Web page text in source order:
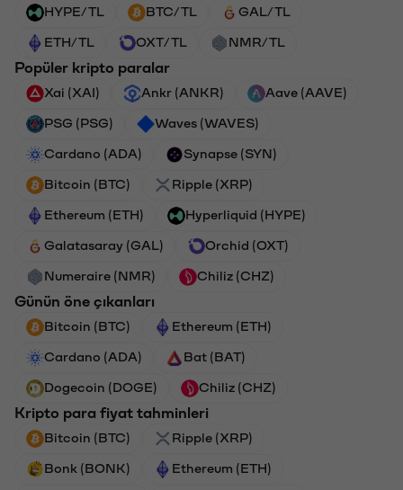
HYPE/TL BTC/TL GAL/TL
ETH/TL OXT/TL NMR/TL
Popüler kripto paralar
Xai (XAI) Ankr (ANKR) Aave (AAVE)
PSG (PSG) Waves (WAVES)
Cardano (ADA) Synapse (SYN)
Bitcoin (BTC) Ripple (XRP)
Ethereum (ETH) Hyperliquid (HYPE)
Galatasaray (GAL) Orchid (OXT)
Numeraire (NMR) Chiliz (CHZ)
Günün öne çıkanları
Bitcoin (BTC) Ethereum (ETH)
Cardano (ADA) Bat (BAT)
Dogecoin (DOGE) Chiliz (CHZ)
Kripto para fiyat tahminleri
Bitcoin (BTC) Ripple (XRP)
Bonk (BONK) Ethereum (ETH)